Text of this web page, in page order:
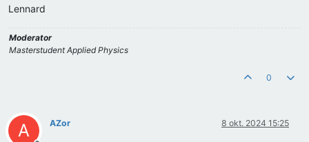
Lennard
Moderator
Masterstudent Applied Physics
0
A AZor 8 okt. 2024 15:25